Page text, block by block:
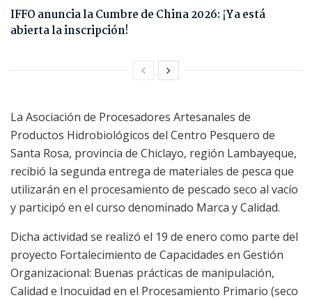
IFFO anuncia la Cumbre de China 2026: ¡Ya está
abierta la inscripción!
La Asociación de Procesadores Artesanales de
Productos Hidrobiológicos del Centro Pesquero de
Santa Rosa, provincia de Chiclayo, región Lambayeque,
recibió la segunda entrega de materiales de pesca que
utilizarán en el procesamiento de pescado seco al vacío
y participó en el curso denominado Marca y Calidad.
Dicha actividad se realizó el 19 de enero como parte del
proyecto Fortalecimiento de Capacidades en Gestión
Organizacional: Buenas prácticas de manipulación,
Calidad e Inocuidad en el Procesamiento Primario (seco